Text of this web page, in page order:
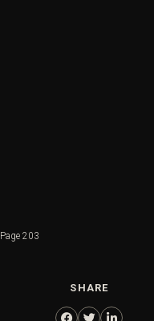
Page 203
SHARE